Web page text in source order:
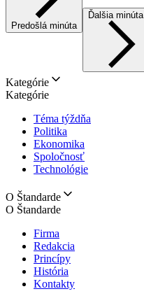
Predošlá minúta
Ďalšia minúta
Kategórie
Kategórie
Téma týždňa
Politika
Ekonomika
Spoločnosť
Technológie
O Štandarde
O Štandarde
Firma
Redakcia
Princípy
História
Kontakty